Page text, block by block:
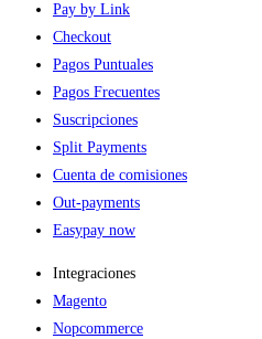
Pay by Link
Checkout
Pagos Puntuales
Pagos Frecuentes
Suscripciones
Split Payments
Cuenta de comisiones
Out-payments
Easypay now
Integraciones
Magento
Nopcommerce